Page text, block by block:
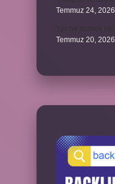
Temmuz 24, 2026
Temmuz 20, 2026